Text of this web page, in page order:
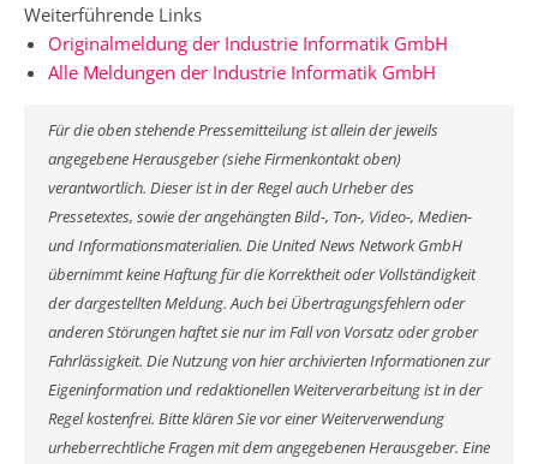
Weiterführende Links
Originalmeldung der Industrie Informatik GmbH
Alle Meldungen der Industrie Informatik GmbH
Für die oben stehende Pressemitteilung ist allein der jeweils
angegebene Herausgeber (siehe Firmenkontakt oben)
verantwortlich. Dieser ist in der Regel auch Urheber des
Pressetextes, sowie der angehängten Bild-, Ton-, Video-, Medien-
und Informationsmaterialien. Die United News Network GmbH
übernimmt keine Haftung für die Korrektheit oder Vollständigkeit
der dargestellten Meldung. Auch bei Übertragungsfehlern oder
anderen Störungen haftet sie nur im Fall von Vorsatz oder grober
Fahrlässigkeit. Die Nutzung von hier archivierten Informationen zur
Eigeninformation und redaktionellen Weiterverarbeitung ist in der
Regel kostenfrei. Bitte klären Sie vor einer Weiterverwendung
urheberrechtliche Fragen mit dem angegebenen Herausgeber. Eine